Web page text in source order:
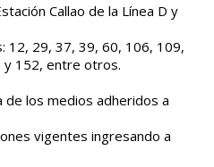
Callao de la Línea D y
12, 29, 37, 39, 60, 106, 109,
y 152, entre otros.
de los medios adheridos a
vigentes ingresando a